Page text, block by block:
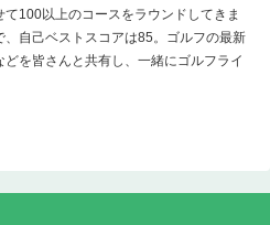
100以上のコースをラウンドしてきま
自己ベストスコアは85。ゴルフの最新
を皆さんと共有し、一緒にゴルフライ